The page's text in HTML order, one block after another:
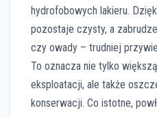
hydrofobowych lakieru.
pozostaje czysty, a
czy owady – trudniej
To oznacza nie tylko
eksploatacji, ale także
konserwacji. Co istotne,